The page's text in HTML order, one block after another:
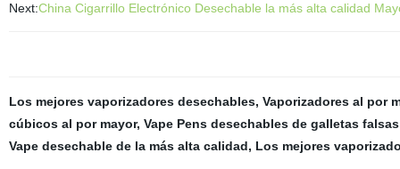
Next:China Cigarrillo Electrónico Desechable la más alta calidad
Los mejores vaporizadores desechables, Vaporizadores al por
cúbicos al por mayor, Vape Pens desechables de galletas falsas
Vape desechable de la más alta calidad, Los mejores